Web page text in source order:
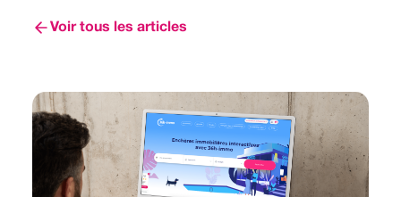
Voir tous les articles